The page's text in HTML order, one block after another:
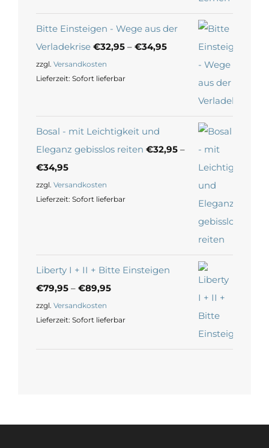
Bitte Einsteigen - Wege aus der
Verladekrise €32,95 – €34,95
zzgl. Versandkosten
Lieferzeit: Sofort lieferbar
Bosal - mit Leichtigkeit und
Eleganz gebisslos reiten €32,95 –
€34,95
zzgl. Versandkosten
Lieferzeit: Sofort lieferbar
Liberty I + II + Bitte Einsteigen
€79,95 – €89,95
zzgl. Versandkosten
Lieferzeit: Sofort lieferbar